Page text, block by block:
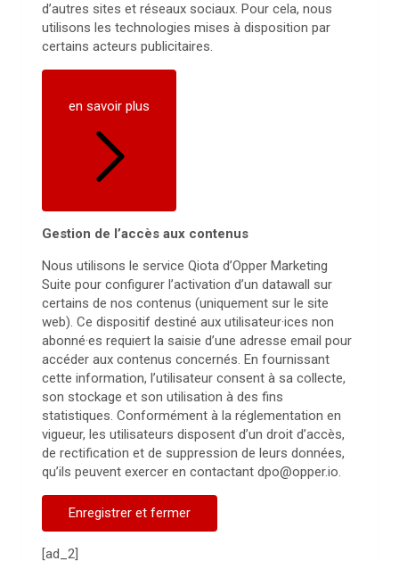
d’autres sites et réseaux sociaux. Pour cela, nous
utilisons les technologies mises à disposition par
certains acteurs publicitaires.
en savoir plus
Gestion de l’accès aux contenus
Nous utilisons le service Qiota d’Opper Marketing
Suite pour configurer l’activation d’un datawall sur
certains de nos contenus (uniquement sur le site
web). Ce dispositif destiné aux utilisateur·ices non
abonné·es requiert la saisie d’une adresse email pour
accéder aux contenus concernés. En fournissant
cette information, l’utilisateur consent à sa collecte,
son stockage et son utilisation à des fins
statistiques. Conformément à la réglementation en
vigueur, les utilisateurs disposent d’un droit d’accès,
de rectification et de suppression de leurs données,
qu’ils peuvent exercer en contactant dpo@opper.io.
Enregistrer et fermer
[ad_2]